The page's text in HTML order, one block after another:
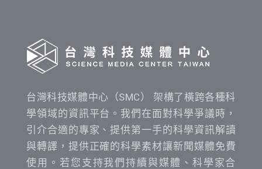
台灣科技媒體中心（SMC） 架構了橫跨各種科
學領域的資訊平台。我們在面對科學爭議時，
引介合適的專家、提供第一手的科學資訊解讀
與轉譯，提供正確的科學素材讓新聞媒體免費
使用。若您支持我們持續與媒體、科學家合